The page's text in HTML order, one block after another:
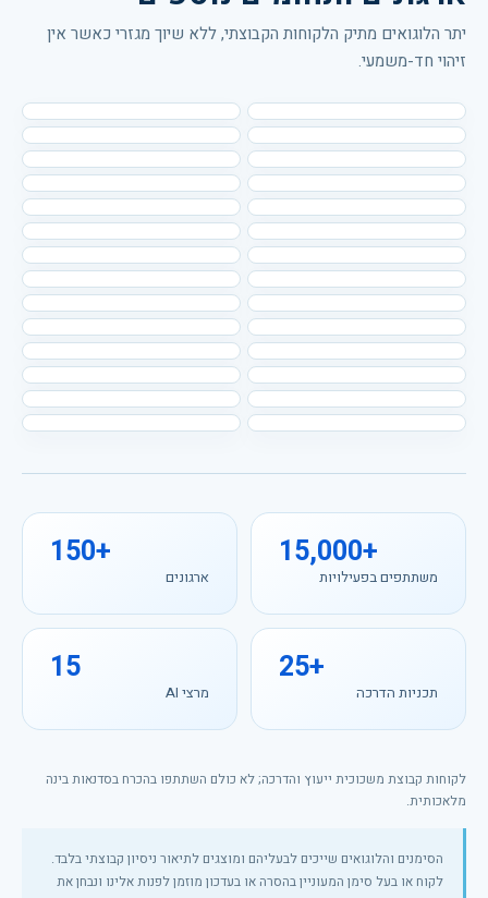
יתר הלוגואים מתיק הלקוחות הקבוצתי, ללא שיוך מגזרי כאשר אין
זיהוי חד-משמעי.
15,000+
משתתפים בפעילויות
150+
ארגונים
25+
תכניות הדרכה
15
מרצי AI
לקוחות קבוצת משכוכית ייעוץ והדרכה; לא כולם השתתפו בהכרח בסדנאות בינה
מלאכותית.
הסימנים והלוגואים שייכים לבעליהם ומוצגים לתיאור ניסיון קבוצתי בלבד.
לקוח או בעל סימן המעוניין בהסרה או בעדכון מוזמן לפנות אלינו ונבחן את